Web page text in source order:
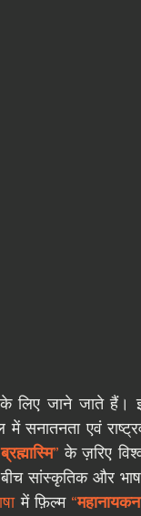
के लिए जाने जाते
सनातनता एवं
” के ज़रिए
सांस्कृतिक और
में फ़िल्म “महानायकन